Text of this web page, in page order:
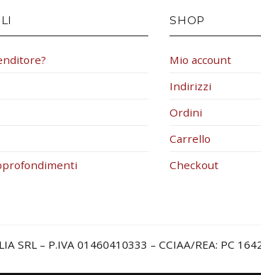
SHOP
Mio account
Indirizzi
Ordini
Carrello
Checkout
SRL – P.IVA 01460410333 – CCIAA/REA: PC